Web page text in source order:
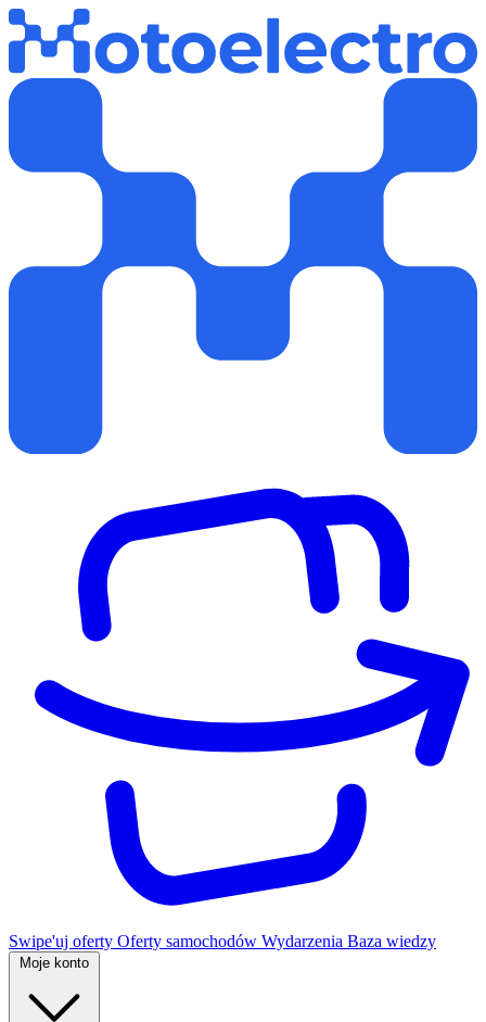
Swipe'uj oferty Oferty samochodów Wydarzenia Baza wiedzy
Moje konto